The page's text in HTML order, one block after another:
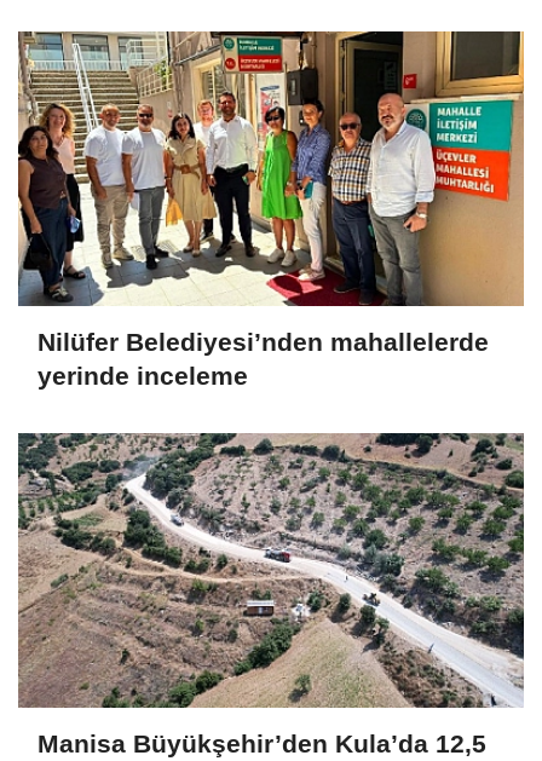
Nilüfer Belediyesi’nden mahallelerde
yerinde inceleme
Manisa Büyükşehir’den Kula’da 12,5